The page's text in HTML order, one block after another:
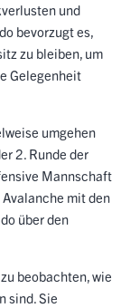
und
bevorzugt es,
zu bleiben, um
Gelegenheit
umgehen
2. Runde der
Mannschaft
mit den
über den
beobachten, wie
sind. Sie